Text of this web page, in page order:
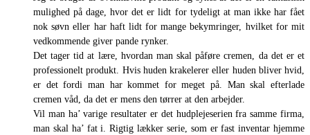
mulighed på dage, hvor det er lidt for tydeligt at man ikke har fået
nok søvn eller har haft lidt for mange bekymringer, hvilket for mit
vedkommende giver pande rynker.
Det tager tid at lære, hvordan man skal påføre cremen, da det er et
professionelt produkt. Hvis huden krakelerer eller huden bliver hvid,
er det fordi man har kommet for meget på. Man skal efterlade
cremen våd, da det er mens den tørrer at den arbejder.
Vil man ha’ varige resultater er det hudplejeserien fra samme firma,
man skal ha’ fat i. Rigtig lækker serie, som er fast inventar hjemme